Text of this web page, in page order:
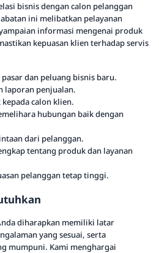
bisnis dengan calon pelanggan
ini melibatkan pelayanan
informasi mengenai produk
kepuasan klien terhadap servis
dan peluang bisnis baru.
laporan penjualan.
calon klien.
hubungan baik dengan
dari pelanggan.
tentang produk dan layanan
pelanggan tetap tinggi.
diharapkan memiliki latar
yang sesuai, serta
mumpuni. Kami menghargai